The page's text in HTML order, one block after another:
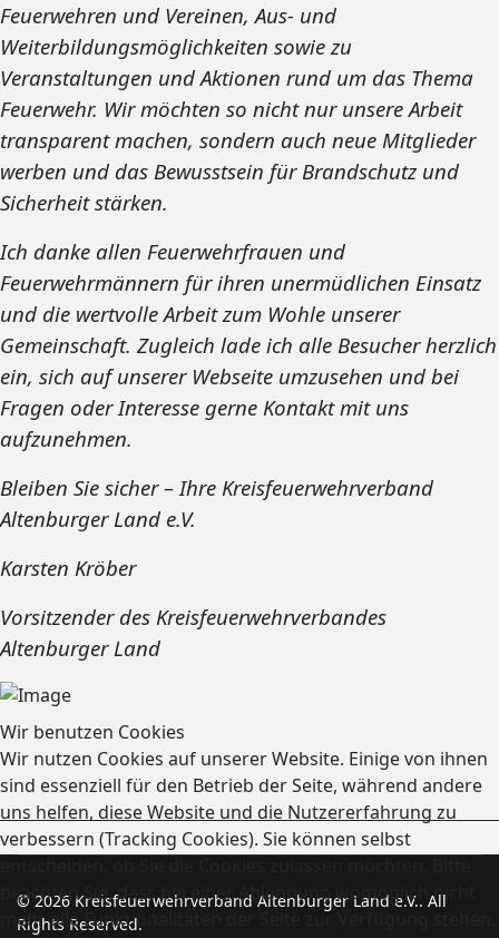
Feuerwehren und Vereinen, Aus- und
Weiterbildungsmöglichkeiten sowie zu
Veranstaltungen und Aktionen rund um das Thema
Feuerwehr. Wir möchten so nicht nur unsere Arbeit
transparent machen, sondern auch neue Mitglieder
werben und das Bewusstsein für Brandschutz und
Sicherheit stärken.
Ich danke allen Feuerwehrfrauen und
Feuerwehrmännern für ihren unermüdlichen Einsatz
und die wertvolle Arbeit zum Wohle unserer
Gemeinschaft. Zugleich lade ich alle Besucher herzlich
ein, sich auf unserer Webseite umzusehen und bei
Fragen oder Interesse gerne Kontakt mit uns
aufzunehmen.
Bleiben Sie sicher – Ihre Kreisfeuerwehrverband
Altenburger Land e.V.
Karsten Kröber
Vorsitzender des Kreisfeuerwehrverbandes
Altenburger Land
© 2026 Kreisfeuerwehrverband Altenburger Land e.V.. All
Rights Reserved.
Wir benutzen Cookies
Wir nutzen Cookies auf unserer Website. Einige von ihnen
sind essenziell für den Betrieb der Seite, während andere
uns helfen, diese Website und die Nutzererfahrung zu
verbessern (Tracking Cookies). Sie können selbst
beachten Sie, dass bei einer Ablehnung womöglich nicht
mehr alle Funktionalitäten der Seite zur Verfügung stehen.